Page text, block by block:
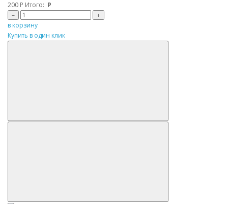
200 Р Итого: Р
–
+
в корзину
Купить в один клик